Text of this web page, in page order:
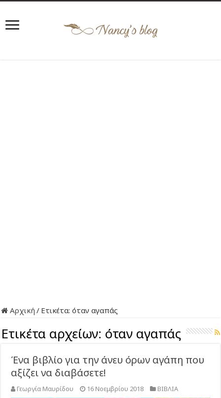
Αρχική / Ετικέτα:όταν αγαπάς
Ετικέτα αρχείων: όταν αγαπάς
Ένα βιβλίο για την άνευ όρων αγάπη που
αξίζει να διαβάσετε!
Γεωργία Μαυρίδου 16 Νοεμβρίου 2018 ΒΙΒΛΙΑ